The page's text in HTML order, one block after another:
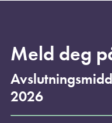
Meld deg
2026